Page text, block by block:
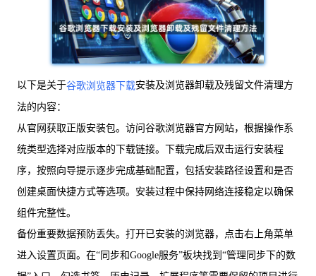
以下是关于谷歌浏览器下载安装及浏览器卸载及残留文件清理方
法的内容：
从官网获取正版安装包。访问谷歌浏览器官方网站，根据操作系
统类型选择对应版本的下载链接。下载完成后双击运行安装程
序，按照向导提示逐步完成基础配置，包括安装路径设置和是否
创建桌面快捷方式等选项。安装过程中保持网络连接稳定以确保
组件完整性。
备份重要数据预防丢失。打开已安装的浏览器，点击右上角菜单
进入设置页面。在“同步和Google服务”板块找到“管理同步下的数